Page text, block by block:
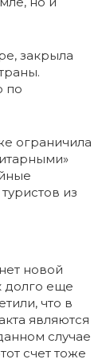
закрыла
по
ограничила
из
новой
долго еще
что в
являются
случае
счет тоже